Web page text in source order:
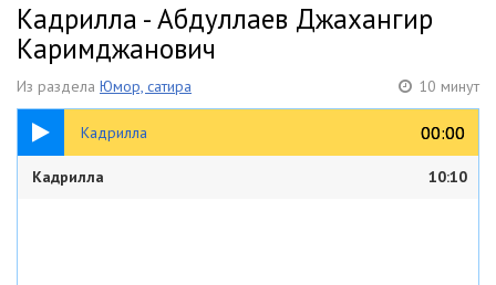
Кадрилла - Абдуллаев Джахангир
Каримджанович
Из раздела Юмор, сатира 10 минут
Кадрилла 00:00
00:00
10:10
Кадрилла 10:10